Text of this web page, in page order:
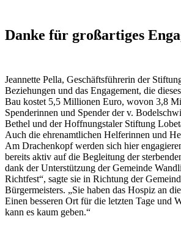
Danke für großartiges
Jeannette Pella, Geschäftsführerin der
Beziehungen und das Engagement, die
Bau kostet 5,5 Millionen Euro, wovon 3,8
Spenderinnen und Spender der v.
Bethel und der Hoffnungstaler Stiftung
Auch die ehrenamtlichen Helferinnen und
Am Drachenkopf werden sich hier
bereits aktiv auf die Begleitung der
dank der Unterstützung der Gemeinde
Richtfest“, sagte sie in Richtung der
Bürgermeisters. „Sie haben das Hospiz an
Einen besseren Ort für die letzten Tage und
kann es kaum geben.“